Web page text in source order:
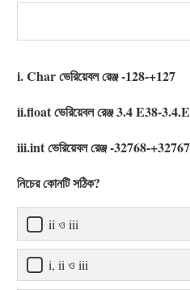
i. Char ভেরিয়েবল রেঞ্জ -128-+127
ii.float ভেরিয়েবল রেঞ্জ 3.4 E38-
iii.int ভেরিয়েবল রেঞ্জ -32768-+32767
নিচের কোনটি সঠিক?
ii ও iii
i, ii ও iii